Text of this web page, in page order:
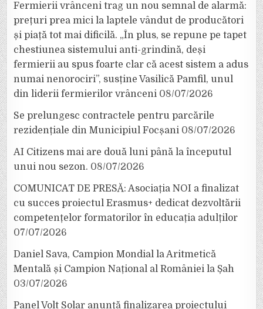
Fermierii vrânceni trag un nou semnal de alarmă:
prețuri prea mici la laptele vândut de producători
și piață tot mai dificilă. „În plus, se repune pe tapet
chestiunea sistemului anti-grindină, deși
fermierii au spus foarte clar că acest sistem a adus
numai nenorociri”, susține Vasilică Pamfil, unul
din liderii fermierilor vrânceni 08/07/2026
Se prelungesc contractele pentru parcările
rezidențiale din Municipiul Focșani 08/07/2026
AI Citizens mai are două luni până la începutul
unui nou sezon. 08/07/2026
COMUNICAT DE PRESĂ: Asociația NOI a finalizat
cu succes proiectul Erasmus+ dedicat dezvoltării
competențelor formatorilor în educația adulților
07/07/2026
Daniel Sava, Campion Mondial la Aritmetică
Mentală și Campion Național al României la Șah
03/07/2026
Panel Volt Solar anunță finalizarea proiectului